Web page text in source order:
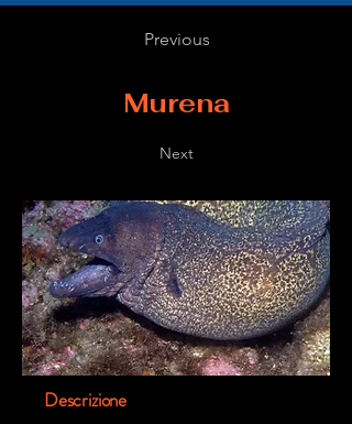
Previous
Murena
Next
Descrizione